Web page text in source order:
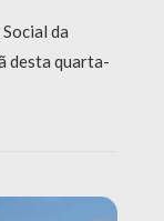
da
desta quarta-